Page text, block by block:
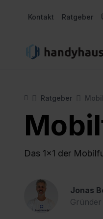
Kontakt Ratgeber
Ratgeber
Das 1x1 der
Jonas